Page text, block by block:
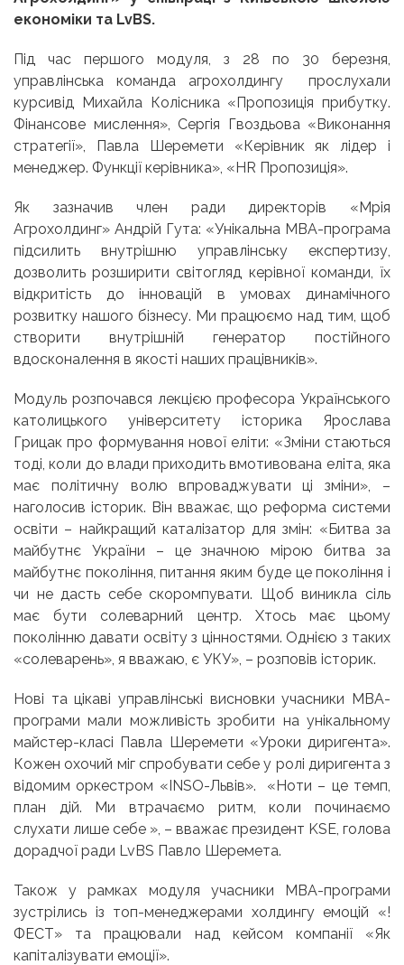
економіки та LvBS.
Під час першого модуля, з 28 по 30 березня,
управлінська команда агрохолдингу прослухали
курсивід Михайла Колісника «Пропозиція прибутку.
Фінансове мислення», Сергія Гвоздьова «Виконання
стратегії», Павла Шеремети «Керівник як лідер і
менеджер. Функції керівника», «HR Пропозиція».
Як зазначив член ради директорів «Мрія
Агрохолдинг» Андрій Гута: «Унікальна МВА-програма
підсилить внутрішню управлінську експертизу,
дозволить розширити світогляд керівної команди, їх
відкритість до інновацій в умовах динамічного
розвитку нашого бізнесу. Ми працюємо над тим, щоб
створити внутрішній генератор постійного
вдосконалення в якості наших працівників».
Модуль розпочався лекцією професора Українського
католицького університету історика Ярослава
Грицак про формування нової еліти: «Зміни стаються
тоді, коли до влади приходить вмотивована еліта, яка
має політичну волю впроваджувати ці зміни», –
наголосив історик. Він вважає, що реформа системи
освіти – найкращий каталізатор для змін: «Битва за
майбутнє України – це значною мірою битва за
майбутнє покоління, питання яким буде це покоління і
чи не дасть себе скоромпувати. Щоб виникла сіль
має бути солеварний центр. Хтось має цьому
поколінню давати освіту з цінностями. Однією з таких
«солеварень», я вважаю, є УКУ», – розповів історик.
Нові та цікаві управлінські висновки учасники МВА-
програми мали можливість зробити на унікальному
майстер-класі Павла Шеремети «Уроки диригента».
Кожен охочий міг спробувати себе у ролі диригента з
відомим оркестром «INSO-Львів». «Ноти – це темп,
план дій. Ми втрачаємо ритм, коли починаємо
слухати лише себе », – вважає президент KSE, голова
дорадчої ради LvBS Павло Шеремета.
Також у рамках модуля учасники MBA-програми
зустрілись із топ-менеджерами холдингу емоцій «!
ФЕСТ» та працювали над кейсом компанії «Як
капіталізувати емоції».